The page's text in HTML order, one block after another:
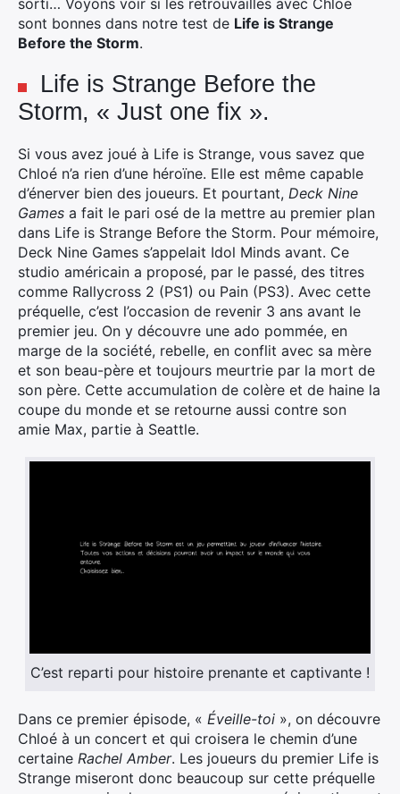
sorti… Voyons voir si les retrouvailles avec Chloe
sont bonnes dans notre test de Life is Strange
Before the Storm.
Life is Strange Before the
Storm, « Just one fix ».
Si vous avez joué à Life is Strange, vous savez que
Chloé n’a rien d’une héroïne. Elle est même capable
d’énerver bien des joueurs. Et pourtant, Deck Nine
Games a fait le pari osé de la mettre au premier plan
dans Life is Strange Before the Storm. Pour mémoire,
Deck Nine Games s’appelait Idol Minds avant. Ce
studio américain a proposé, par le passé, des titres
comme Rallycross 2 (PS1) ou Pain (PS3). Avec cette
préquelle, c’est l’occasion de revenir 3 ans avant le
premier jeu. On y découvre une ado pommée, en
marge de la société, rebelle, en conflit avec sa mère
et son beau-père et toujours meurtrie par la mort de
son père. Cette accumulation de colère et de haine la
coupe du monde et se retourne aussi contre son
amie Max, partie à Seattle.
C’est reparti pour histoire prenante et captivante !
Dans ce premier épisode, « Éveille-toi », on découvre
Chloé à un concert et qui croisera le chemin d’une
certaine Rachel Amber. Les joueurs du premier Life is
Strange miseront donc beaucoup sur cette préquelle